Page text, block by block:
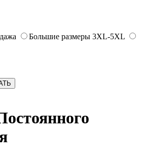
Большие размеры 3XL-5XL